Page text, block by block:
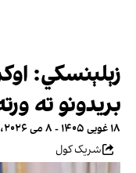
زېلېنسکي:
بریدونو ته
۱۸ غویی ۱۴۰۵ - ۸ می ۲۰۲۶، ۱۸:۴۴ GMT+۱
شریک کول